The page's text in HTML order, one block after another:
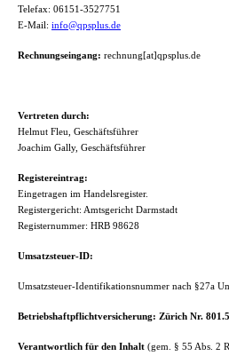
Telefax: 06151-3527751
E-Mail: info@qpsplus.de
Rechnungseingang: rechnung[at]qpsplus.de
Vertreten durch:
Helmut Fleu, Geschäftsführer
Joachim Gally, Geschäftsführer
Registereintrag:
Eingetragen im Handelsregister.
Registergericht: Amtsgericht Darmstadt
Registernummer: HRB 98628
Umsatzsteuer-ID:
Umsatzsteuer-Identifikationsnummer nach §27a
Betriebshaftpflichtversicherung: Zürich Nr.
Verantwortlich für den Inhalt (gem. § 55 Abs. 2